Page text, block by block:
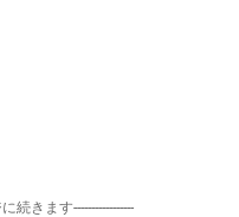
続きます-----------------